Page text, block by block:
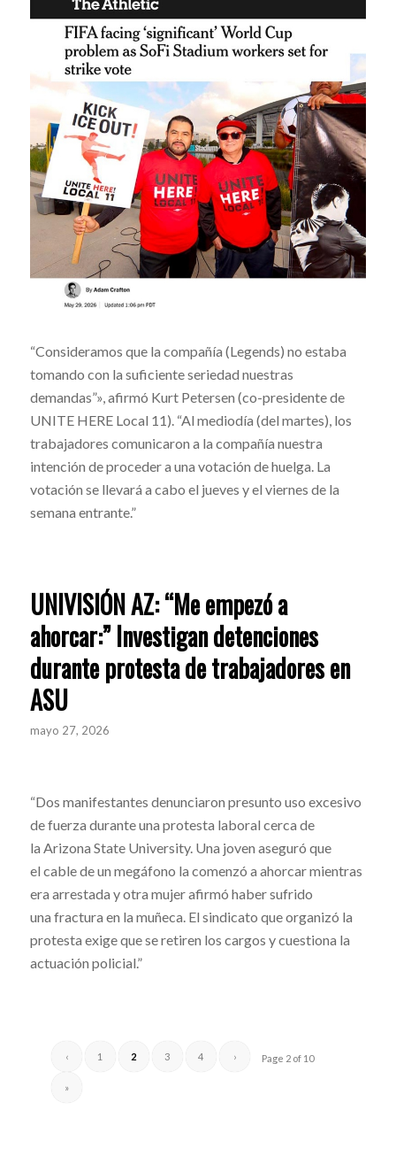
“Consideramos que la compañía (Legends) no estaba
tomando con la suficiente seriedad nuestras
demandas”», afirmó Kurt Petersen (co-presidente de
UNITE HERE Local 11). “Al mediodía (del martes), los
trabajadores comunicaron a la compañía nuestra
intención de proceder a una votación de huelga. La
votación se llevará a cabo el jueves y el viernes de la
semana entrante.”
UNIVISIÓN AZ: “Me empezó a
ahorcar:” Investigan detenciones
durante protesta de trabajadores en
ASU
mayo 27, 2026
“Dos manifestantes denunciaron presunto uso excesivo
de fuerza durante una protesta laboral cerca de
la Arizona State University. Una joven aseguró que
el cable de un megáfono la comenzó a ahorcar mientras
era arrestada y otra mujer afirmó haber sufrido
una fractura en la muñeca. El sindicato que organizó la
protesta exige que se retiren los cargos y cuestiona la
actuación policial.”
Page 2 of 10
‹ 1 2 3 4 ›
»